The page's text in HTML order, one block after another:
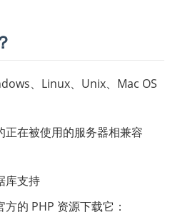
、Linux、Unix、Mac OS
正在被使用的服务器相兼容
库支持
的 PHP 资源下载它：